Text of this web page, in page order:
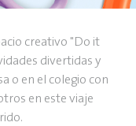
creativo "Do it
divertidas y
o en el colegio con
en este viaje